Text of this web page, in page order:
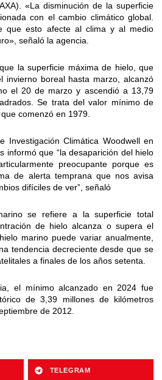
«La disminución de la superficie
con el cambio climático global.
que esto afecte al clima y al medio
señaló la agencia.
la superficie máxima de hielo, que
invierno boreal hasta marzo, alcanzó
el 20 de marzo y ascendió a 13,79
Se trata del valor mínimo de
comenzó en 1979.
Investigación Climática Woodwell en
informó que “la desaparición del hielo
preocupante porque es
de alerta temprana que nos avisa
difíciles de ver”, señaló
se refiere a la superficie total
de hielo alcanza o supera el
marino puede variar anualmente,
tendencia decreciente desde que se
a finales de los años setenta.
el mínimo alcanzado en 2024 fue
de 3,39 millones de kilómetros
de 2012.
TELEGRAM